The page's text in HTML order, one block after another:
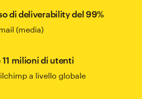
di deliverability del 99%
(media)
milioni di utenti
a livello globale